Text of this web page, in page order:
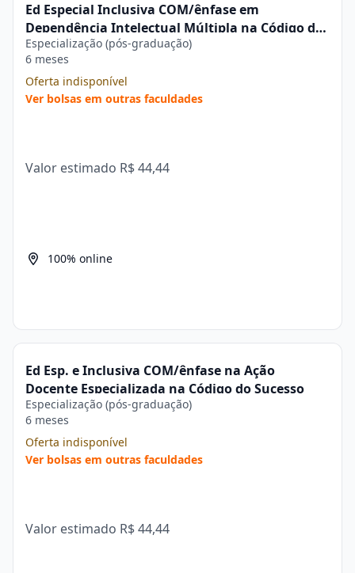
Ed Especial Inclusiva COM/ênfase em
Dependência Intelectual Múltipla na Código do
Sucesso
Especialização (pós-graduação)
6 meses
Oferta indisponível
Ver bolsas em outras faculdades
Valor estimado R$ 44,44
100% online
Ed Esp. e Inclusiva COM/ênfase na Ação
Docente Especializada na Código do Sucesso
Especialização (pós-graduação)
6 meses
Oferta indisponível
Ver bolsas em outras faculdades
Valor estimado R$ 44,44